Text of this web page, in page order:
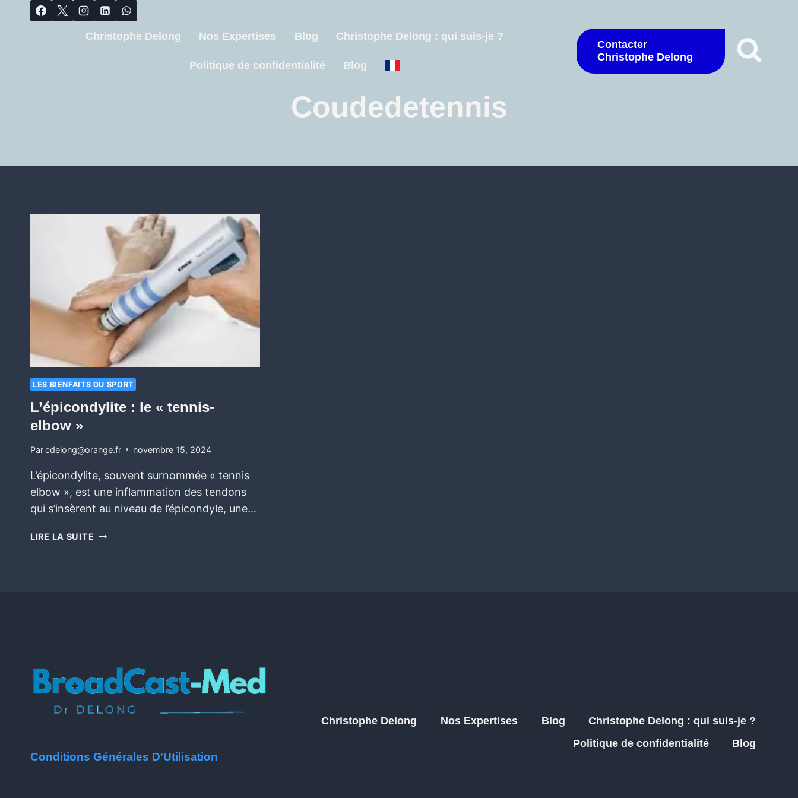
Christophe Delong Nos Expertises Blog Christophe Delong : qui suis-je ?
Politique de confidentialité Blog
Contacter
Christophe Delong
Coudedetennis
LES BIENFAITS DU SPORT
L’épicondylite : le « tennis-
elbow »
Parcdelong@orange.fr novembre 15, 2024
L’épicondylite, souvent surnommée « tennis
elbow », est une inflammation des tendons
qui s’insèrent au niveau de l’épicondyle, une…
LIRE LA SUITE
Conditions Générales D'Utilisation
Christophe Delong Nos Expertises Blog
Christophe Delong : qui suis-je ?
Politique de confidentialité
Blog